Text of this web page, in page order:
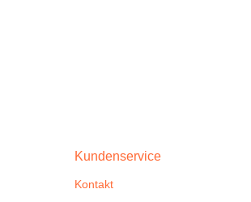
Kundenservice
Kontakt